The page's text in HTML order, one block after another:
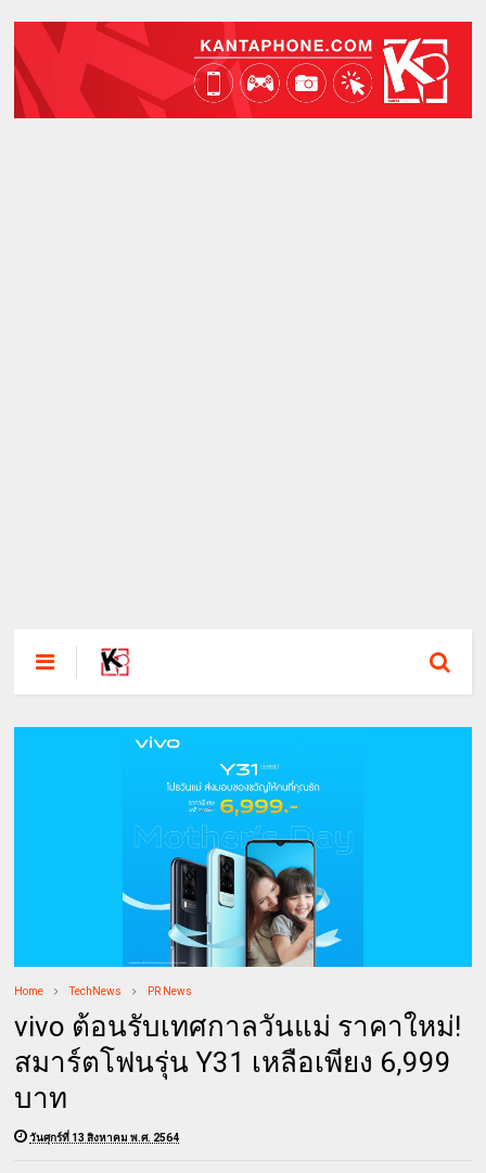
Home TechNews PR News
vivo ต้อนรับเทศกาลวันแม่ ราคาใหม่!
สมาร์ตโฟนรุ่น Y31 เหลือเพียง 6,999
บาท
วันศุกร์ที่ 13 สิงหาคม พ.ศ. 2564